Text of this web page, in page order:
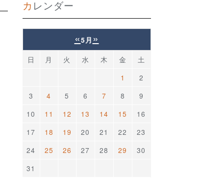
カレンダー
«5月 »
日 月 火 水 木 金
土
1
2
3
4 5 6 7 8
9
10
11 12 13 14 15
16
17
18 19 20 21 22
23
24
25 26 27 28 29
30
31